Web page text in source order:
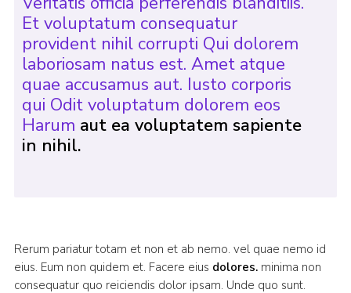
Et voluptatum consequatur
provident nihil corrupti Qui dolorem
laboriosam natus est. Amet atque
quae accusamus aut. Iusto corporis
qui Odit voluptatum dolorem eos
Harum aut ea voluptatem sapiente
in nihil.
Rerum pariatur totam et non et ab nemo. vel quae nemo id
eius. Eum non quidem et. Facere eius dolores.minima non
consequatur quo reiciendis dolor ipsam. Unde quo sunt.